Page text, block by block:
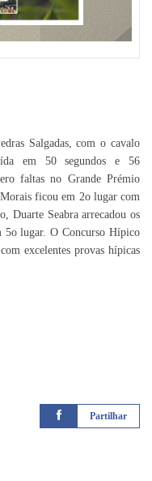
Salgadas, com o cavalo
em 50 segundos e 56
faltas no Grande Prémio
ficou em 2o lugar com
Duarte Seabra arrecadou os
5o lugar. O Concurso Hípico
excelentes provas hípicas
Partilhar